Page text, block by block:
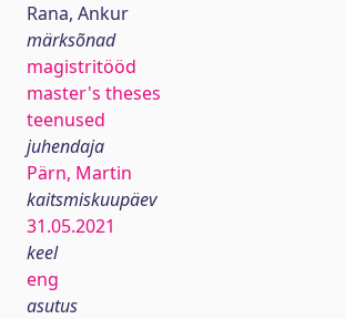
Rana, Ankur
märksõnad
magistritööd
master's theses
teenused
juhendaja
Pärn, Martin
kaitsmiskuupäev
31.05.2021
keel
eng
asutus